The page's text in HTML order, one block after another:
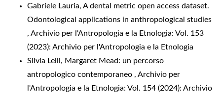
Gabriele Lauria, A dental metric open access dataset.
Odontological applications in anthropological studies
, Archivio per l'Antropologia e la Etnologia: Vol. 153
(2023): Archivio per l'Antropologia e la Etnologia
Silvia Lelli, Margaret Mead: un percorso
antropologico contemporaneo , Archivio per
l'Antropologia e la Etnologia: Vol. 154 (2024): Archivio